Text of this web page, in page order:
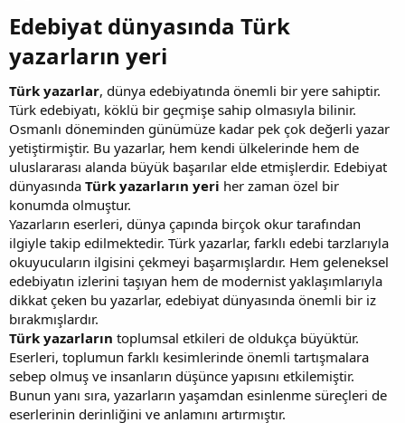
Edebiyat dünyasında Türk
yazarların yeri​
Türk yazarlar, dünya edebiyatında önemli bir yere sahiptir.
Türk edebiyatı, köklü bir geçmişe sahip olmasıyla bilinir.
Osmanlı döneminden günümüze kadar pek çok değerli yazar
yetiştirmiştir. Bu yazarlar, hem kendi ülkelerinde hem de
uluslararası alanda büyük başarılar elde etmişlerdir. Edebiyat
dünyasında Türk yazarların yeri her zaman özel bir
konumda olmuştur.
Yazarların eserleri, dünya çapında birçok okur tarafından
ilgiyle takip edilmektedir. Türk yazarlar, farklı edebi tarzlarıyla
okuyucuların ilgisini çekmeyi başarmışlardır. Hem geleneksel
edebiyatın izlerini taşıyan hem de modernist yaklaşımlarıyla
dikkat çeken bu yazarlar, edebiyat dünyasında önemli bir iz
bırakmışlardır.
Türk yazarların toplumsal etkileri de oldukça büyüktür.
Eserleri, toplumun farklı kesimlerinde önemli tartışmalara
sebep olmuş ve insanların düşünce yapısını etkilemiştir.
Bunun yanı sıra, yazarların yaşamdan esinlenme süreçleri de
eserlerinin derinliğini ve anlamını artırmıştır.